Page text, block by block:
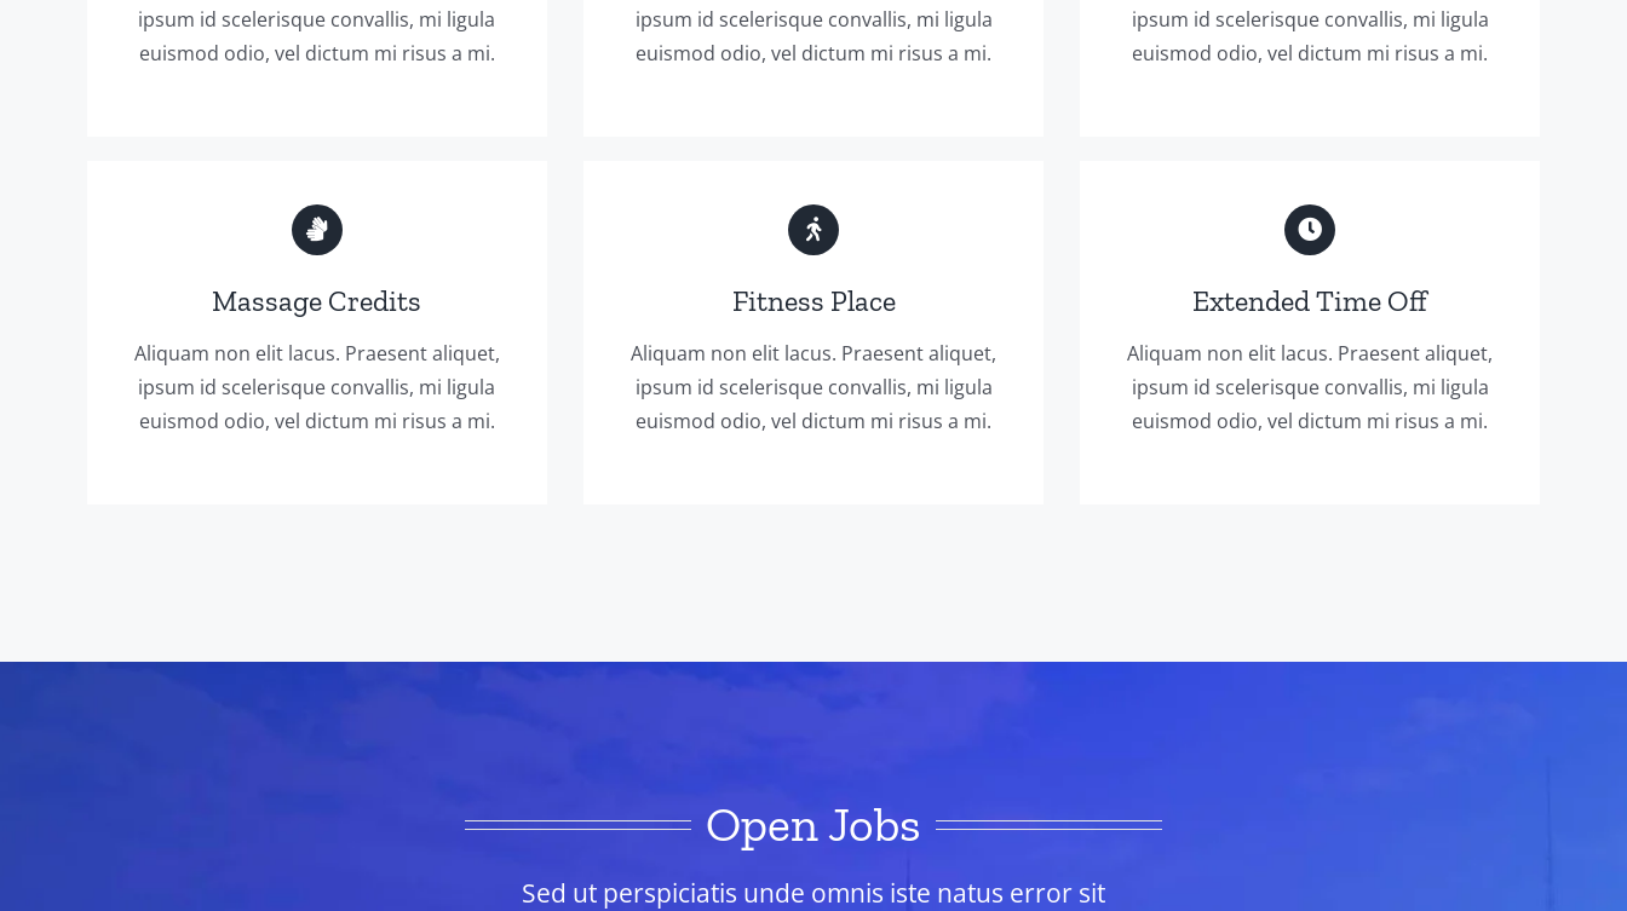
ipsum id scelerisque convallis, mi ligula
euismod odio, vel dictum mi risus a mi.
ipsum id scelerisque convallis, mi ligula
euismod odio, vel dictum mi risus a mi.
ipsum id scelerisque convallis, mi ligula
euismod odio, vel dictum mi risus a mi.
Massage Credits
Aliquam non elit lacus. Praesent aliquet,
ipsum id scelerisque convallis, mi ligula
euismod odio, vel dictum mi risus a mi.
Fitness Place
Aliquam non elit lacus. Praesent aliquet,
ipsum id scelerisque convallis, mi ligula
euismod odio, vel dictum mi risus a mi.
Extended Time Off
Aliquam non elit lacus. Praesent aliquet,
ipsum id scelerisque convallis, mi ligula
euismod odio, vel dictum mi risus a mi.
Open Jobs
Sed ut perspiciatis unde omnis iste natus error sit